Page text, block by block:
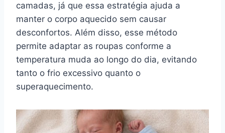
camadas, já que essa estratégia ajuda a
manter o corpo aquecido sem causar
desconfortos. Além disso, esse método
permite adaptar as roupas conforme a
temperatura muda ao longo do dia, evitando
tanto o frio excessivo quanto o
superaquecimento.